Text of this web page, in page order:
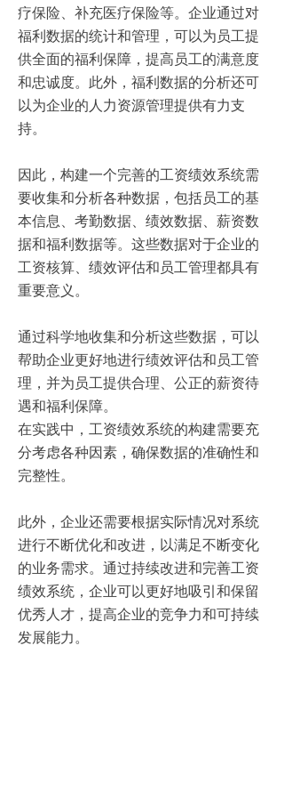
疗保险、补充医疗保险等。企业通过对
福利数据的统计和管理，可以为员工提
供全面的福利保障，提高员工的满意度
和忠诚度。此外，福利数据的分析还可
以为企业的人力资源管理提供有力支
持。
因此，构建一个完善的工资绩效系统需
要收集和分析各种数据，包括员工的基
本信息、考勤数据、绩效数据、薪资数
据和福利数据等。这些数据对于企业的
工资核算、绩效评估和员工管理都具有
重要意义。
通过科学地收集和分析这些数据，可以
帮助企业更好地进行绩效评估和员工管
理，并为员工提供合理、公正的薪资待
遇和福利保障。
在实践中，工资绩效系统的构建需要充
分考虑各种因素，确保数据的准确性和
完整性。
此外，企业还需要根据实际情况对系统
进行不断优化和改进，以满足不断变化
的业务需求。通过持续改进和完善工资
绩效系统，企业可以更好地吸引和保留
优秀人才，提高企业的竞争力和可持续
发展能力。